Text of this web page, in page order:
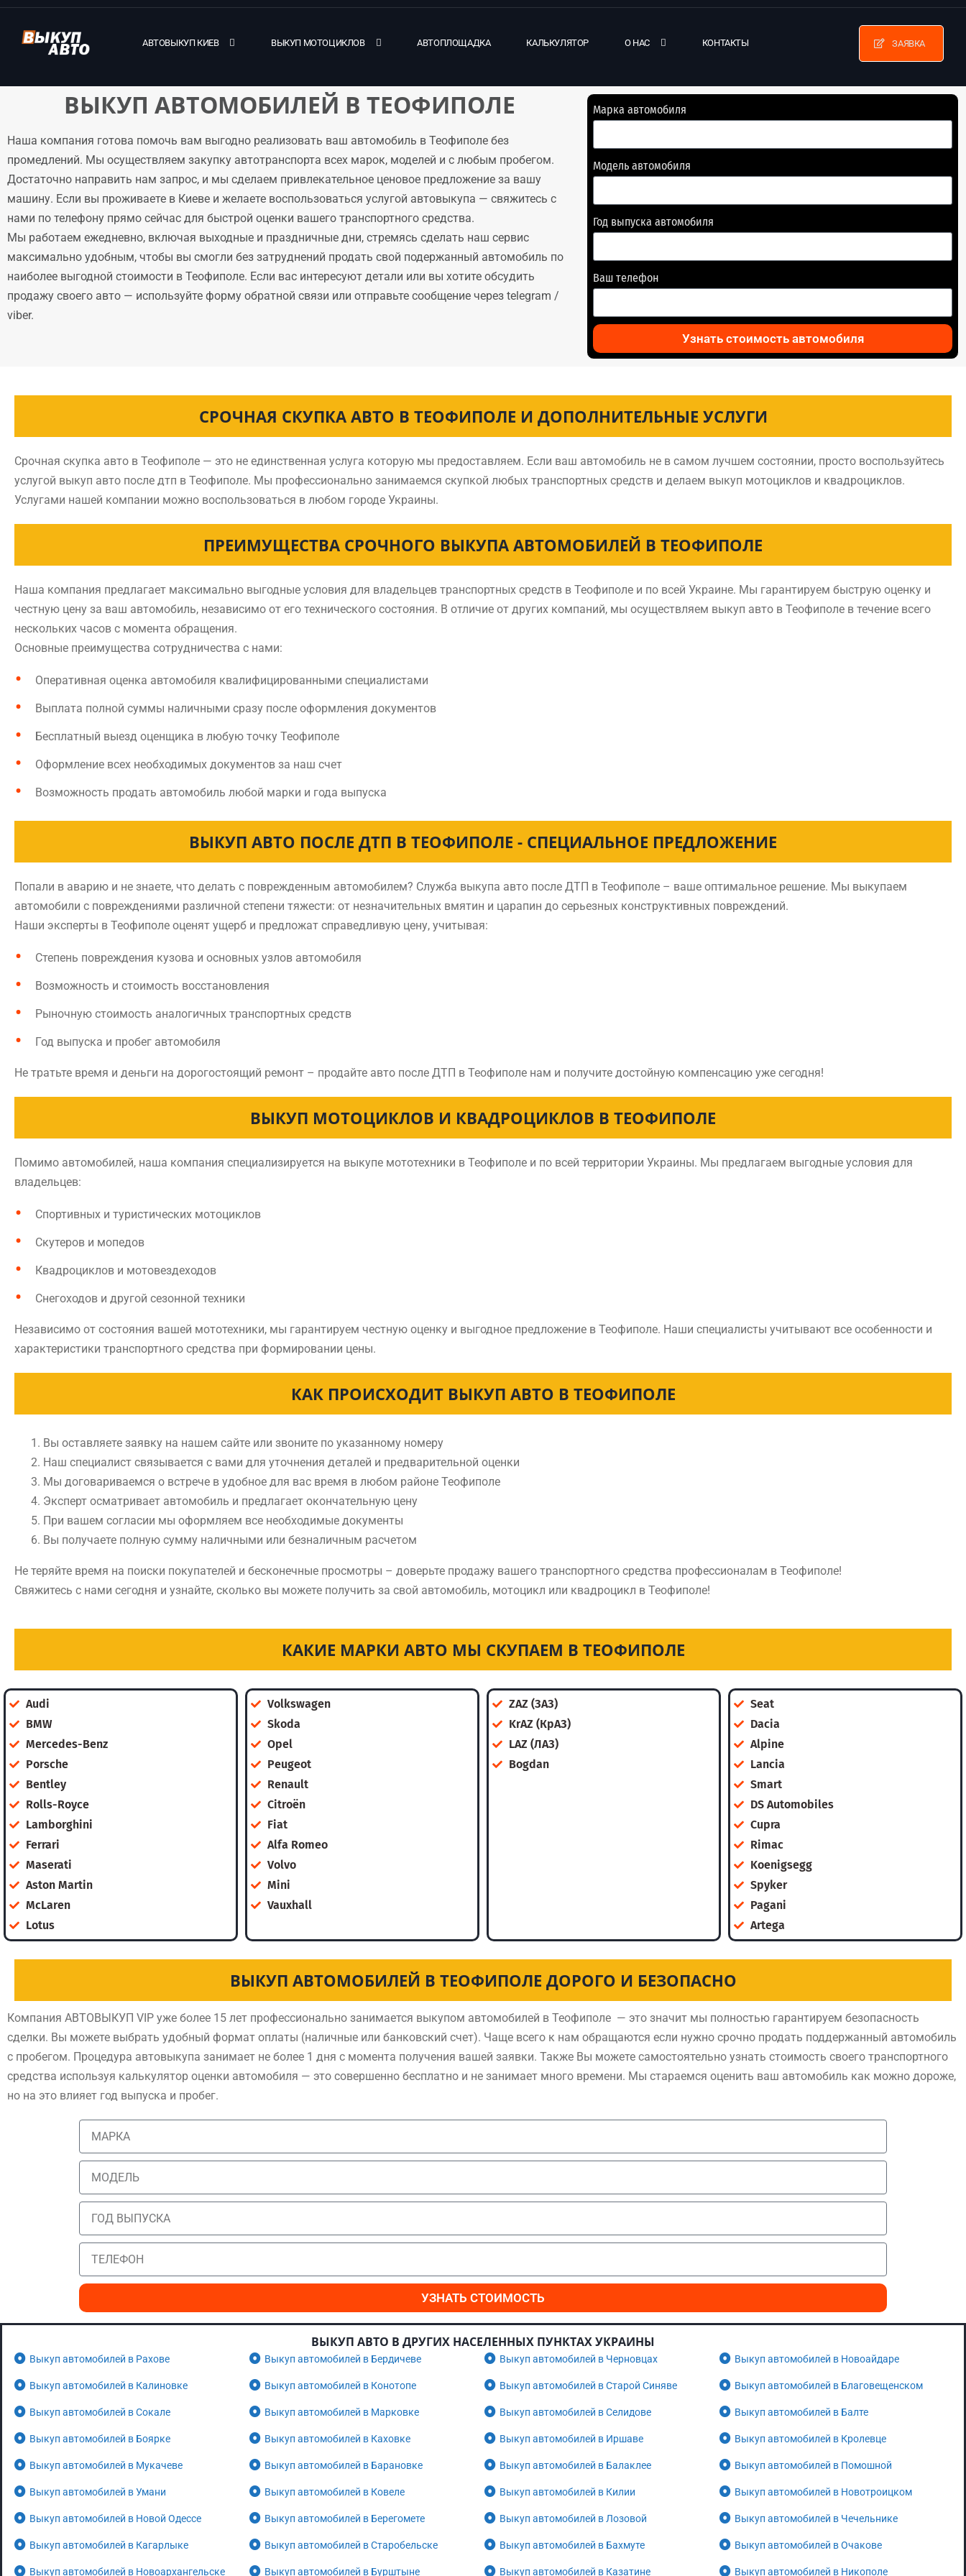
АВТОВЫКУП КИЕВ ВЫКУП МОТОЦИКЛОВ АВТОПЛОЩАДКА КАЛЬКУЛЯТОР О НАС КОНТАКТЫ ЗАЯВКА
ВЫКУП АВТОМОБИЛЕЙ В ТЕОФИПОЛЕ
Наша компания готова помочь вам выгодно реализовать ваш автомобиль в Теофиполе без
промедлений. Мы осуществляем закупку автотранспорта всех марок, моделей и с любым пробегом.
Достаточно направить нам запрос, и мы сделаем привлекательное ценовое предложение за вашу
машину. Если вы проживаете в Киеве и желаете воспользоваться услугой автовыкупа — свяжитесь с
нами по телефону прямо сейчас для быстрой оценки вашего транспортного средства.
Мы работаем ежедневно, включая выходные и праздничные дни, стремясь сделать наш сервис
максимально удобным, чтобы вы смогли без затруднений продать свой подержанный автомобиль по
наиболее выгодной стоимости в Теофиполе. Если вас интересуют детали или вы хотите обсудить
продажу своего авто — используйте форму обратной связи или отправьте сообщение через telegram /
viber.
Марка автомобиля
Модель автомобиля
Год выпуска автомобиля
Ваш телефон
Узнать стоимость автомобиля
СРОЧНАЯ СКУПКА АВТО В ТЕОФИПОЛЕ И ДОПОЛНИТЕЛЬНЫЕ УСЛУГИ
Срочная скупка авто в Теофиполе — это не единственная услуга которую мы предоставляем. Если ваш автомобиль не в самом лучшем состоянии, просто воспользуйтесь
услугой выкуп авто после дтп в Теофиполе. Мы профессионально занимаемся скупкой любых транспортных средств и делаем выкуп мотоциклов и квадроциклов.
Услугами нашей компании можно воспользоваться в любом городе Украины.
ПРЕИМУЩЕСТВА СРОЧНОГО ВЫКУПА АВТОМОБИЛЕЙ В ТЕОФИПОЛЕ
Наша компания предлагает максимально выгодные условия для владельцев транспортных средств в Теофиполе и по всей Украине. Мы гарантируем быструю оценку и
честную цену за ваш автомобиль, независимо от его технического состояния. В отличие от других компаний, мы осуществляем выкуп авто в Теофиполе в течение всего
нескольких часов с момента обращения.
Основные преимущества сотрудничества с нами:
Оперативная оценка автомобиля квалифицированными специалистами
Выплата полной суммы наличными сразу после оформления документов
Бесплатный выезд оценщика в любую точку Теофиполе
Оформление всех необходимых документов за наш счет
Возможность продать автомобиль любой марки и года выпуска
ВЫКУП АВТО ПОСЛЕ ДТП В ТЕОФИПОЛЕ - СПЕЦИАЛЬНОЕ ПРЕДЛОЖЕНИЕ
Попали в аварию и не знаете, что делать с поврежденным автомобилем? Служба выкупа авто после ДТП в Теофиполе – ваше оптимальное решение. Мы выкупаем
автомобили с повреждениями различной степени тяжести: от незначительных вмятин и царапин до серьезных конструктивных повреждений.
Наши эксперты в Теофиполе оценят ущерб и предложат справедливую цену, учитывая:
Степень повреждения кузова и основных узлов автомобиля
Возможность и стоимость восстановления
Рыночную стоимость аналогичных транспортных средств
Год выпуска и пробег автомобиля
Не тратьте время и деньги на дорогостоящий ремонт – продайте авто после ДТП в Теофиполе нам и получите достойную компенсацию уже сегодня!
ВЫКУП МОТОЦИКЛОВ И КВАДРОЦИКЛОВ В ТЕОФИПОЛЕ
Помимо автомобилей, наша компания специализируется на выкупе мототехники в Теофиполе и по всей территории Украины. Мы предлагаем выгодные условия для
владельцев:
Спортивных и туристических мотоциклов
Скутеров и мопедов
Квадроциклов и мотовездеходов
Снегоходов и другой сезонной техники
Независимо от состояния вашей мототехники, мы гарантируем честную оценку и выгодное предложение в Теофиполе. Наши специалисты учитывают все особенности и
характеристики транспортного средства при формировании цены.
КАК ПРОИСХОДИТ ВЫКУП АВТО В ТЕОФИПОЛЕ
Вы оставляете заявку на нашем сайте или звоните по указанному номеру
Наш специалист связывается с вами для уточнения деталей и предварительной оценки
Мы договариваемся о встрече в удобное для вас время в любом районе Теофиполе
Эксперт осматривает автомобиль и предлагает окончательную цену
При вашем согласии мы оформляем все необходимые документы
Вы получаете полную сумму наличными или безналичным расчетом
Не теряйте время на поиски покупателей и бесконечные просмотры – доверьте продажу вашего транспортного средства профессионалам в Теофиполе!
Свяжитесь с нами сегодня и узнайте, сколько вы можете получить за свой автомобиль, мотоцикл или квадроцикл в Теофиполе!
КАКИЕ МАРКИ АВТО МЫ СКУПАЕМ В ТЕОФИПОЛЕ
Audi
BMW
Mercedes-Benz
Porsche
Bentley
Rolls-Royce
Lamborghini
Ferrari
Maserati
Aston Martin
McLaren
Lotus
Volkswagen
Skoda
Opel
Peugeot
Renault
Citroën
Fiat
Alfa Romeo
Volvo
Mini
Vauxhall
ZAZ (ЗАЗ)
KrAZ (КрАЗ)
LAZ (ЛАЗ)
Bogdan
Seat
Dacia
Alpine
Lancia
Smart
DS Automobiles
Cupra
Rimac
Koenigsegg
Spyker
Pagani
Artega
ВЫКУП АВТОМОБИЛЕЙ В ТЕОФИПОЛЕ ДОРОГО И БЕЗОПАСНО
Компания АВТОВЫКУП VIP уже более 15 лет профессионально занимается выкупом автомобилей в Теофиполе — это значит мы полностью гарантируем безопасность
сделки. Вы можете выбрать удобный формат оплаты (наличные или банковский счет). Чаще всего к нам обращаются если нужно срочно продать поддержанный автомобиль
с пробегом. Процедура автовыкупа занимает не более 1 дня с момента получения вашей заявки. Также Вы можете самостоятельно узнать стоимость своего транспортного
средства используя калькулятор оценки автомобиля — это совершенно бесплатно и не занимает много времени. Мы стараемся оценить ваш автомобиль как можно дороже,
но на это влияет год выпуска и пробег.
УЗНАТЬ СТОИМОСТЬ
ВЫКУП АВТО В ДРУГИХ НАСЕЛЕННЫХ ПУНКТАХ УКРАИНЫ
Выкуп автомобилей в Рахове Выкуп автомобилей в Бердичеве Выкуп автомобилей в Черновцах Выкуп автомобилей в Новоайдаре
Выкуп автомобилей в Калиновке Выкуп автомобилей в Конотопе Выкуп автомобилей в Старой Синяве Выкуп автомобилей в Благовещенском
Выкуп автомобилей в Сокале Выкуп автомобилей в Марковке Выкуп автомобилей в Селидове Выкуп автомобилей в Балте
Выкуп автомобилей в Боярке Выкуп автомобилей в Каховке Выкуп автомобилей в Иршаве Выкуп автомобилей в Кролевце
Выкуп автомобилей в Мукачеве Выкуп автомобилей в Барановке Выкуп автомобилей в Балаклее Выкуп автомобилей в Помошной
Выкуп автомобилей в Умани Выкуп автомобилей в Ковеле Выкуп автомобилей в Килии Выкуп автомобилей в Новотроицком
Выкуп автомобилей в Новой Одессе Выкуп автомобилей в Берегомете Выкуп автомобилей в Лозовой Выкуп автомобилей в Чечельнике
Выкуп автомобилей в Кагарлыке Выкуп автомобилей в Старобельске Выкуп автомобилей в Бахмуте Выкуп автомобилей в Очакове
Выкуп автомобилей в Новоархангельске Выкуп автомобилей в Бурштыне Выкуп автомобилей в Казатине Выкуп автомобилей в Никополе